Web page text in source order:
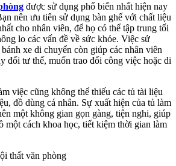
được sử dụng phổ biến nhất hiện nay
nên ưu tiên sử dụng bàn ghế với chất liệu
cho nhân viên, để họ có thể tập trung tối
lo các vấn đề về sức khỏe. Việc sử
xe di chuyển còn giúp các nhân viên
đổi tư thế, muốn trao đổi công việc hoặc di
việc cũng không thể thiếu các tủ tài liệu
đồ dùng cá nhân. Sự xuất hiện của tủ làm
một không gian gọn gàng, tiện nghi, giúp
một cách khoa học, tiết kiệm thời gian làm